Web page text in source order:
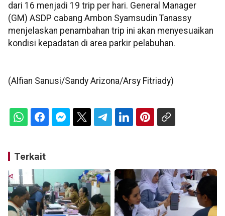
dari 16 menjadi 19 trip per hari. General Manager
(GM) ASDP cabang Ambon Syamsudin Tanassy
menjelaskan penambahan trip ini akan menyesuaikan
kondisi kepadatan di area parkir pelabuhan.
(Alfian Sanusi/Sandy Arizona/Arsy Fitriady)
Terkait